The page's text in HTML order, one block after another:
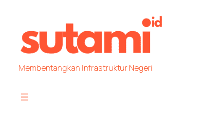
content
Membentangkan Infrastruktur Negeri